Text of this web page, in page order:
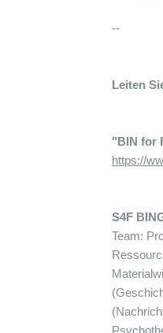
--
Leiten
"BIN for
https://
S4F
Team: